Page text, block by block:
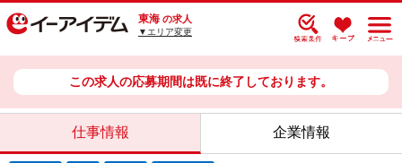
東海 の求人
▼エリア変更
この求人の応募期間は既に終了しております。
仕事情報 企業情報